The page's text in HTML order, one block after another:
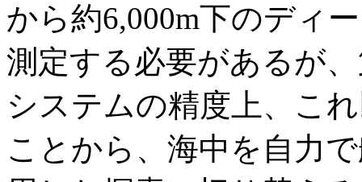
から約6,000m下のディ
測定する必要があるが
システムの精度上、こ
ことから、海中を自力